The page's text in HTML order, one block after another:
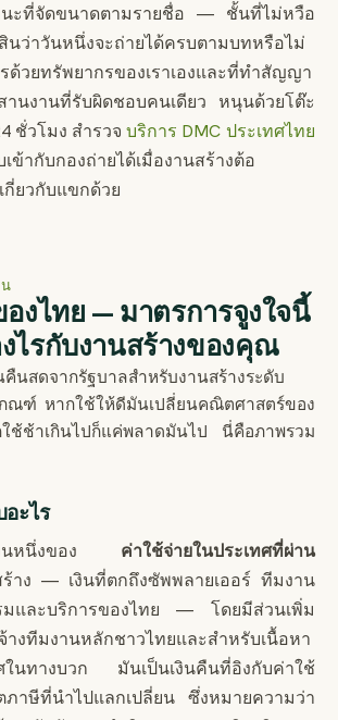
นะที่จัดขนาดตามรายชื่อ — ชั้นที่ไม่หวือ
นว่าวันหนึ่งจะถ่ายได้ครบตามบทหรือไม่
ด้วยทรัพยากรของเราเองและที่ทำสัญญา
านงานที่รับผิดชอบคนเดียว หนุนด้วยโต๊ะ
ชั่วโมง สำรวจบริการ DMC ประเทศไทย
ข้ากับกองถ่ายได้เมื่องานสร้างต้อ
กี่ยวกับแขกด้วย
งไทย — มาตรการจูงใจนี้
ไรกับงานสร้างของคุณ
คืนสดจากรัฐบาลสำหรับงานสร้างระดับ
ณฑ์ หากใช้ให้ดีมันเปลี่ยนคณิตศาสตร์ของ
ช้ช้าเกินไปก็แค่พลาดมันไป นี่คือภาพรวม
ะไร
วนหนึ่งของ ค่าใช้จ่ายในประเทศที่ผ่าน
ร้าง — เงินที่ตกถึงซัพพลายเออร์ ทีมงาน
และบริการของไทย — โดยมีส่วนเพิ่ม
างทีมงานหลักชาวไทยและสำหรับเนื้อหา
ในทางบวก มันเป็นเงินคืนที่อิงกับค่าใช้
ภาษีที่นำไปแลกเปลี่ยน ซึ่งหมายความว่า